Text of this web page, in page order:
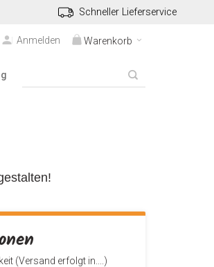
Schneller Lieferservice
Warenkorb
Anmelden
(Versand erfolgt in....)